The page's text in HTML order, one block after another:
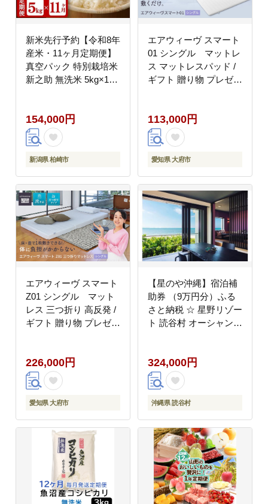
新米先行予約【令和8年
産米・11ヶ月定期便】
真空パック 特別栽培米
新之助 無洗米 5kg×11
[Y0055]
154,000円
新潟県 柏崎市
エアウィーヴ スマート
01 シングル マットレ
ス マットレスパッド /
ギフト 贈り物 プレゼン
老 お中元 お歳暮
113,000円
愛知県 大府市
エアウィーヴ スマート
Z01 シングル マット
レス 三つ折り 高反発 /
ギフト 贈り物 プレゼン
老 お中元 お歳暮
226,000円
愛知県 大府市
【星のや沖縄】宿泊補
助券 （9万円分）ふる
さと納税 ☆ 星野リゾー
ト 読谷村 オーシャンビ
ンセットクルーズ オー
シャンフロント 青い海
324,000円
沖縄県 読谷村